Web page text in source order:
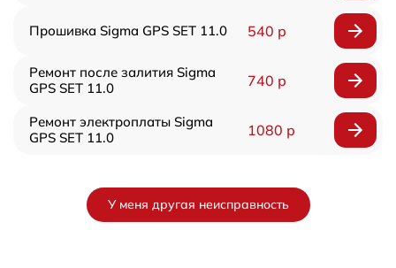
Прошивка Sigma GPS SET 11.0 540 р
Ремонт после залития Sigma
GPS SET 11.0
740 р
Ремонт электроплаты Sigma
GPS SET 11.0
1080 р
У меня другая неисправность